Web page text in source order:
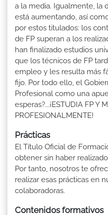
a la media. Igualmente, la
está aumentando, así
por estos titulados: los
de FP superan a los
han finalizado estudios
que los técnicos de FP
empleo y les resulta más
fijo. Por todo ello, el
Profesional como una
esperas?...¡ESTUDIA FP Y
PROFESIONALMENTE!
Prácticas
El Título Oficial de
obtener sin haber
Por tanto, nosotros te
realizar esas prácticas en
colaboradoras.
Contenidos formativos